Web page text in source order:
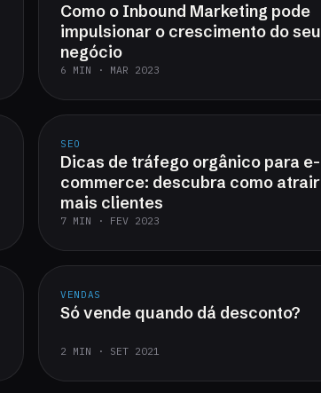
Como o Inbound Marketing pode
impulsionar o crescimento do seu
negócio
6 MIN · MAR 2023
SEO
Dicas de tráfego orgânico para e-
commerce: descubra como atrair
mais clientes
7 MIN · FEV 2023
VENDAS
Só vende quando dá desconto?
2 MIN · SET 2021